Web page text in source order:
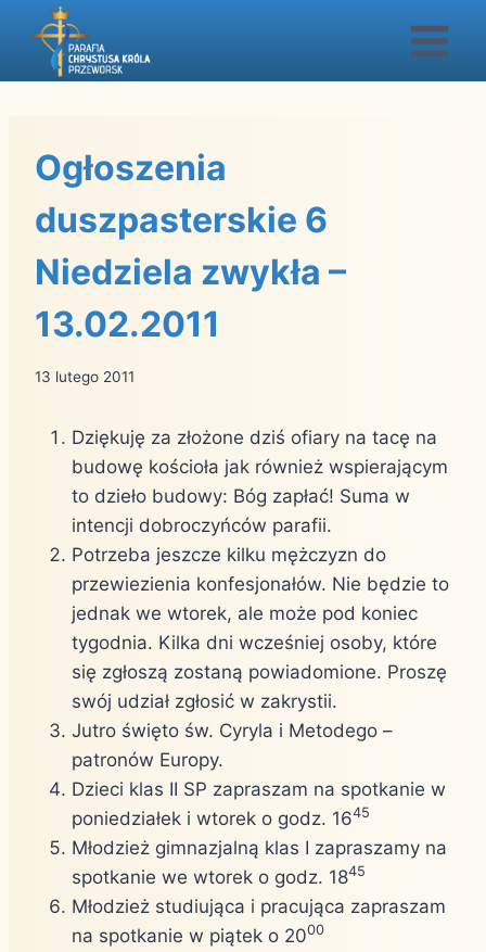
Przejdź
Ogłoszenia
duszpasterskie 6
Niedziela zwykła –
13.02.2011
13 lutego 2011
Dziękuję za złożone dziś ofiary na tacę na
budowę kościoła jak również wspierającym
to dzieło budowy: Bóg zapłać! Suma w
intencji dobroczyńców parafii.
Potrzeba jeszcze kilku mężczyzn do
przewiezienia konfesjonałów. Nie będzie to
jednak we wtorek, ale może pod koniec
tygodnia. Kilka dni wcześniej osoby, które
się zgłoszą zostaną powiadomione. Proszę
swój udział zgłosić w zakrystii.
Jutro święto św. Cyryla i Metodego –
patronów Europy.
Dzieci klas II SP zapraszam na spotkanie w
poniedziałek i wtorek o godz. 1645
Młodzież gimnazjalną klas I zapraszamy na
spotkanie we wtorek o godz. 1845
Młodzież studiująca i pracująca zapraszam
na spotkanie w piątek o 2000